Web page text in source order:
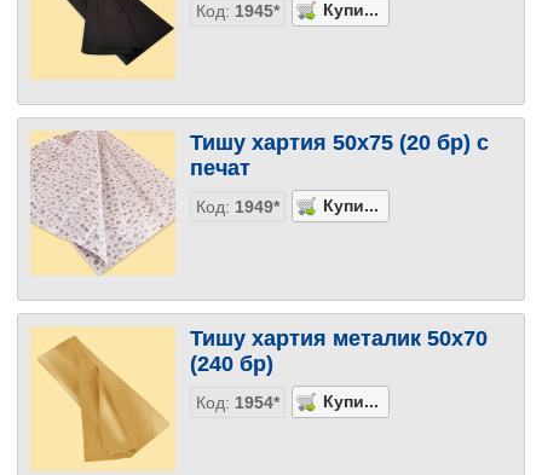
Код: 1945*
Тишу хартия 50х75 (20 бр) с
печат
Код: 1949*
Тишу хартия металик 50х70
(240 бр)
Код: 1954*